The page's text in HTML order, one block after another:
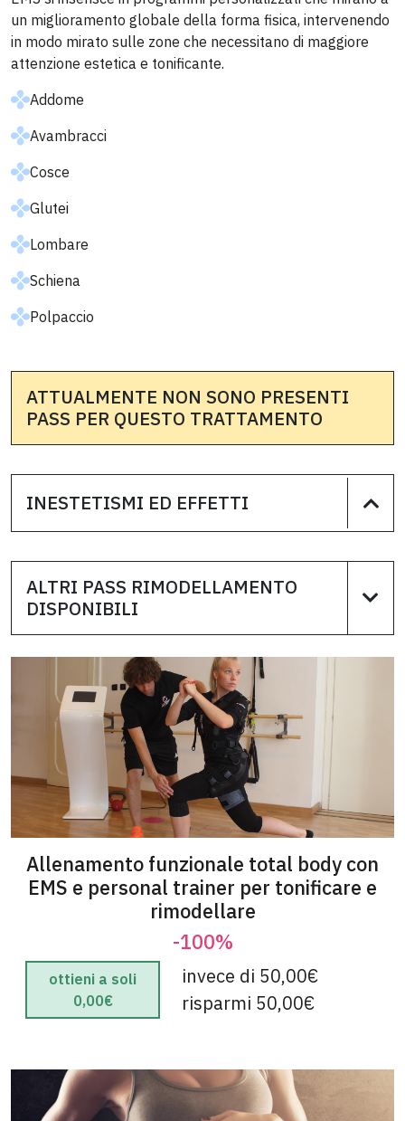
un miglioramento globale della forma fisica, intervenendo
in modo mirato sulle zone che necessitano di maggiore
attenzione estetica e tonificante.
Addome
Avambracci
Cosce
Glutei
Lombare
Schiena
Polpaccio
INESTETISMI ED EFFETTI
ATTUALMENTE NON SONO PRESENTI
PASS PER QUESTO TRATTAMENTO
ALTRI PASS RIMODELLAMENTO
DISPONIBILI
Allenamento funzionale total body con
EMS e personal trainer per tonificare e
rimodellare
-100%
ottieni a soli
0,00€
invece di 50,00€
risparmi 50,00€